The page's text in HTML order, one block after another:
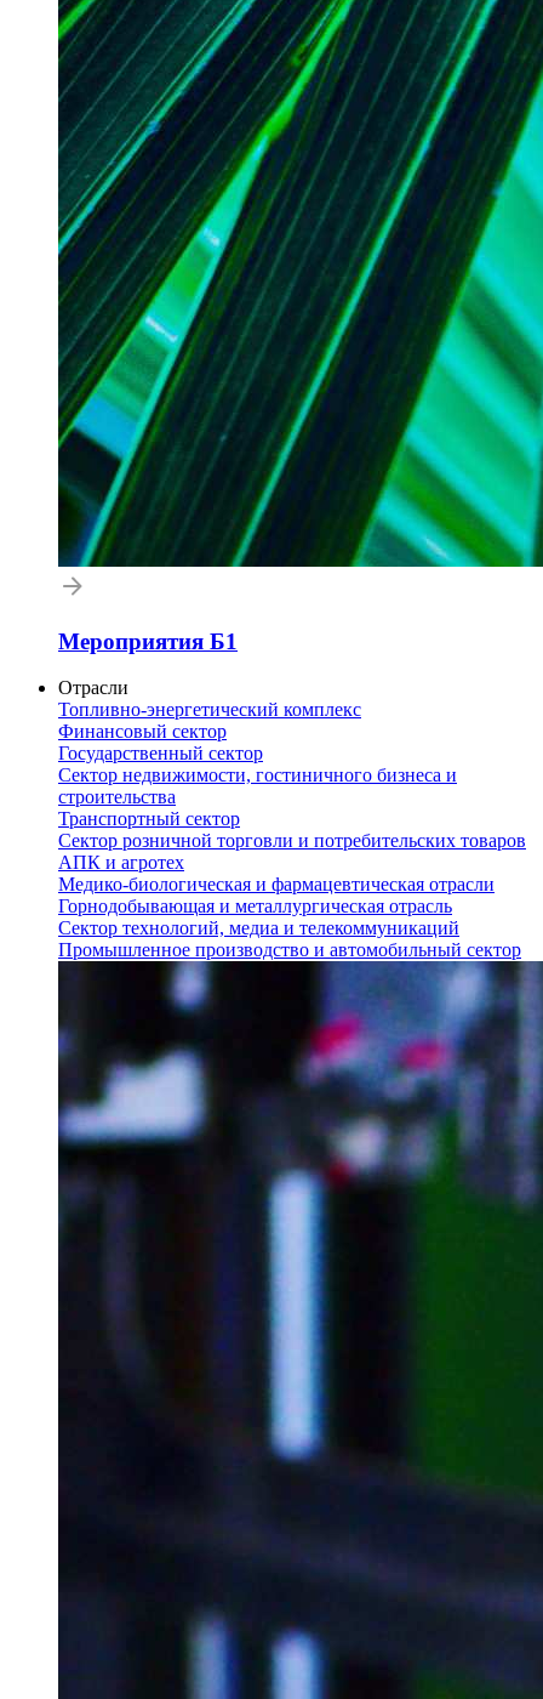
Мероприятия Б1
Отрасли
Топливно-энергетический комплекс
Финансовый сектор
Государственный сектор
Сектор недвижимости, гостиничного бизнеса и
строительства
Транспортный сектор
Сектор розничной торговли и потребительских товаров
АПК и агротех
Медико-биологическая и фармацевтическая отрасли
Горнодобывающая и металлургическая отрасль
Сектор технологий, медиа и телекоммуникаций
Промышленное производство и автомобильный сектор